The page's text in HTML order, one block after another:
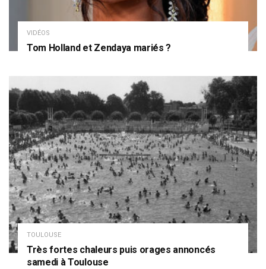
VIDÉOS
Tom Holland et Zendaya mariés ?
TOULOUSE
Très fortes chaleurs puis orages annoncés
samedi à Toulouse